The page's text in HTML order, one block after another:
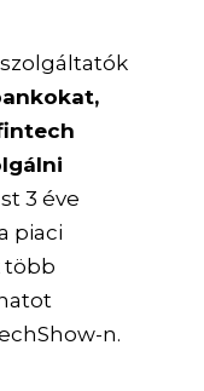
3 éve
piaci
több
n.